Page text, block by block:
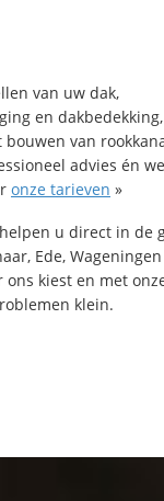
van uw dak,
en dakbedekking,
van
advies én we
onze tarieven »
u direct in de
Ede,
kiest en met
klein.